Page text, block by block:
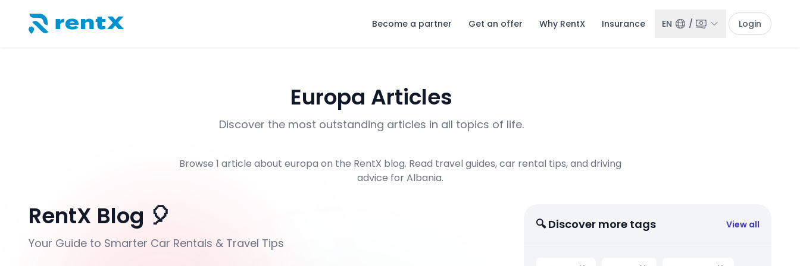
Become a partner Get an offer Why RentX Insurance EN / Login
Europa Articles
Discover the most outstanding articles in all topics of life.
Browse 1 article about europa on the RentX blog. Read travel guides, car rental tips, and driving
advice for Albania.
RentX Blog 🎈
Your Guide to Smarter Car Rentals & Travel Tips
🔍 Discover more tags View all